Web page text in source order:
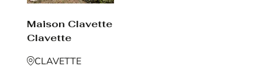
Maison Clavette
Clavette
CLAVETTE